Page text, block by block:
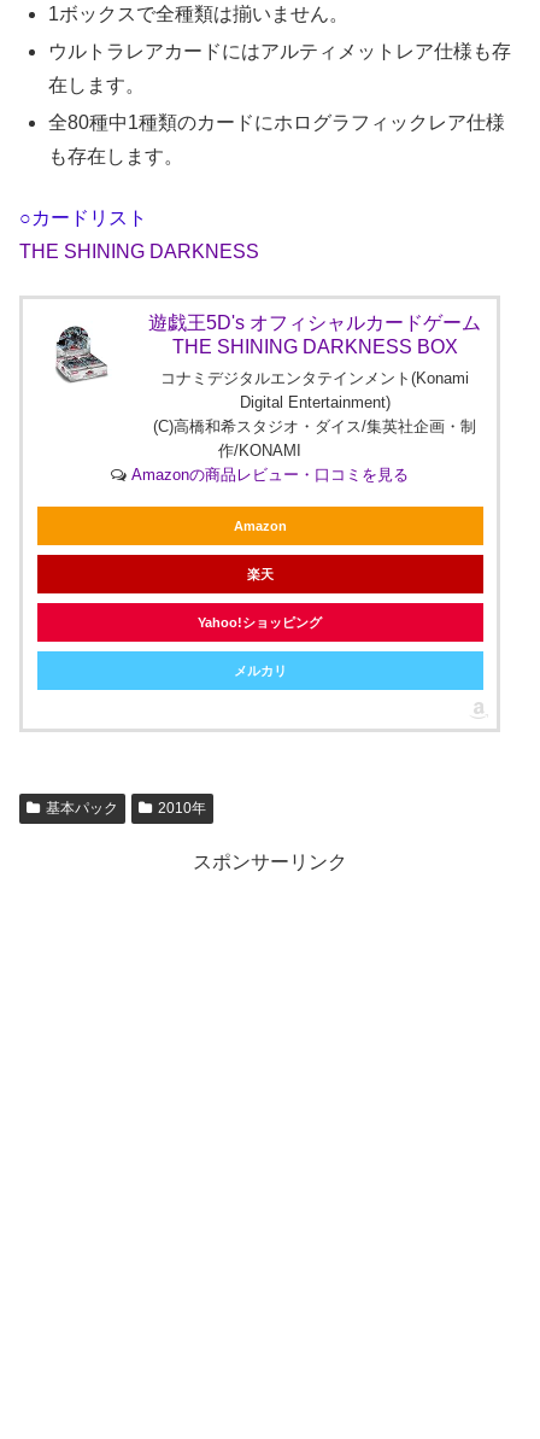
1ボックスで全種類は揃いません。
ウルトラレアカードにはアルティメットレア仕様も存
在します。
全80種中1種類のカードにホログラフィックレア仕様
も存在します。
○カードリスト
THE SHINING DARKNESS
遊戯王5D's オフィシャルカードゲーム
THE SHINING DARKNESS BOX
コナミデジタルエンタテインメント(Konami
Digital Entertainment)
(C)高橋和希スタジオ・ダイス/集英社企画・制
作/KONAMI
Amazonの商品レビュー・口コミを見る
Amazon
楽天
Yahoo!ショッピング
メルカリ
基本パック 2010年
スポンサーリンク